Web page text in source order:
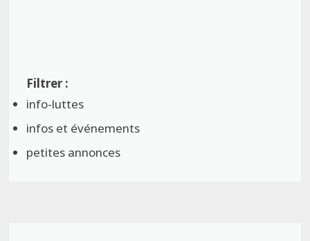
info-luttes
infos et événements
petites annonces